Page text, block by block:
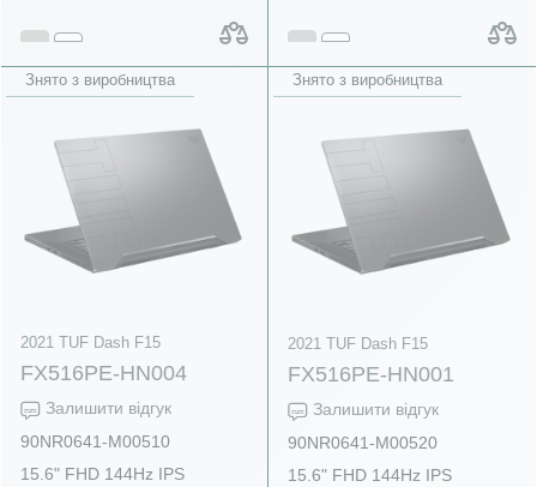
Знято з виробництва
2021 TUF Dash F15
FX516PE-HN004
Залишити відгук
90NR0641-M00510
15.6" FHD 144Hz IPS
Знято з виробництва
2021 TUF Dash F15
FX516PE-HN001
Залишити відгук
90NR0641-M00520
15.6" FHD 144Hz IPS